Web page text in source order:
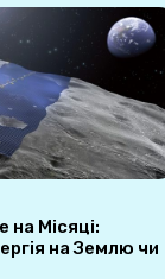
на Місяці:
на Землю чи